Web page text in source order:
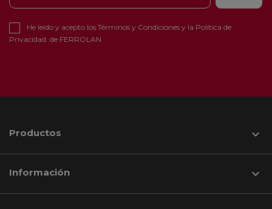
He leído y acepto los Términos y Condiciones y la Política de
Privacidad de FERROLAN
Productos 
Información 